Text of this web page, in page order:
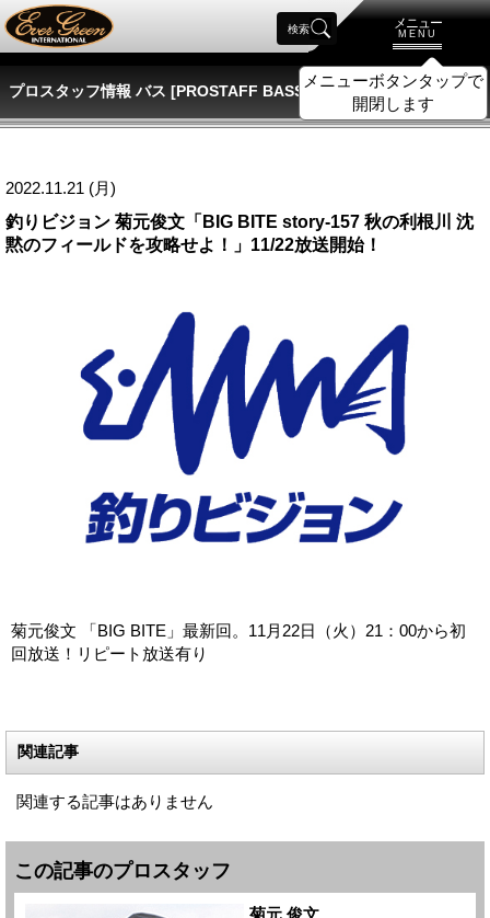
メニュー
MENU
メニューボタンタップで
開閉します
検索
プロスタッフ情報 バス [PROSTAFF BASS]
2022.11.21 (月)
釣りビジョン 菊元俊文「BIG BITE story‐157 秋の利根川 沈
黙のフィールドを攻略せよ！」11/22放送開始！
菊元俊文 「BIG BITE」最新回。11月22日（火）21：00から初
回放送！リピート放送有り
関連記事
関連する記事はありません
この記事のプロスタッフ